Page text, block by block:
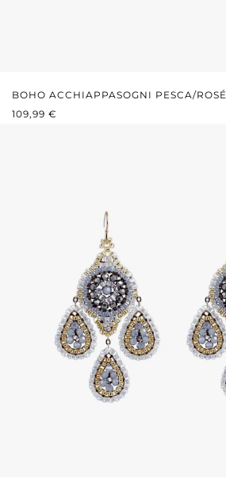
BOHO ACCHIAPPASOGNI PESCA/ROSÉ
PREZZO NORMALE:
109,99 €